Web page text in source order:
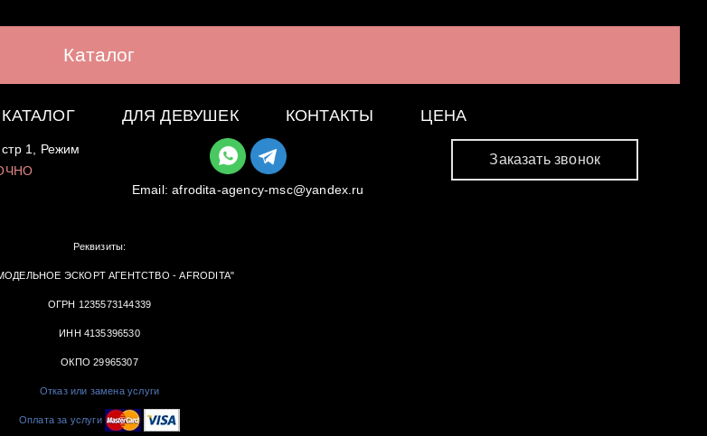
Каталог
КАТАЛОГ ДЛЯ ДЕВУШЕК КОНТАКТЫ ЦЕНА
1, Режим
Email:afrodita-agency-msc@yandex.ru
Заказать звонок
Реквизиты:
ЭСКОРТ АГЕНТСТВО - AFRODITA"
ОГРН 1235573144339
ИНН 4135396530
ОКПО 29965307
Отказ или замена услуги
Оплата за услуги